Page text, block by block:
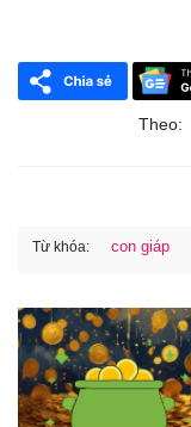
Theo:
Từ khóa: con giáp